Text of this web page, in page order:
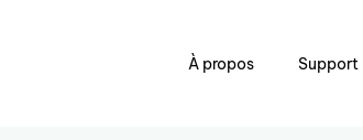
À propos Support